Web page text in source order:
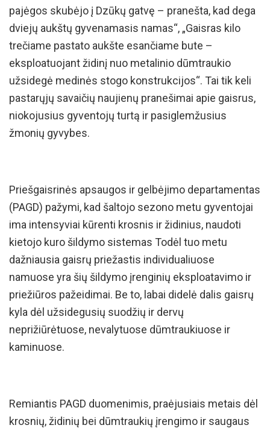
pajėgos skubėjo į Dzūkų gatvę – pranešta, kad dega
dviejų aukštų gyvenamasis namas“, „Gaisras kilo
trečiame pastato aukšte esančiame bute –
eksploatuojant židinį nuo metalinio dūmtraukio
užsidegė medinės stogo konstrukcijos“. Tai tik keli
pastarųjų savaičių naujienų pranešimai apie gaisrus,
niokojusius gyventojų turtą ir pasiglemžusius
žmonių gyvybes.
Priešgaisrinės apsaugos ir gelbėjimo departamentas
(PAGD) pažymi, kad šaltojo sezono metu gyventojai
ima intensyviai kūrenti krosnis ir židinius, naudoti
kietojo kuro šildymo sistemas Todėl tuo metu
dažniausia gaisrų priežastis individualiuose
namuose yra šių šildymo įrenginių eksploatavimo ir
priežiūros pažeidimai. Be to, labai didelė dalis gaisrų
kyla dėl užsidegusių suodžių ir dervų
neprižiūrėtuose, nevalytuose dūmtraukiuose ir
kaminuose.
Remiantis PAGD duomenimis, praėjusiais metais dėl
krosnių, židinių bei dūmtraukių įrengimo ir saugaus